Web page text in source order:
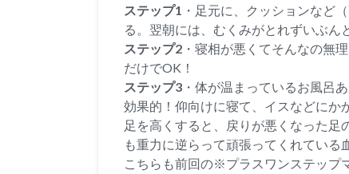
ステップ1 ・足元に、クッションなど
る。翌朝には、むくみがとれずいぶん
ステップ2 ・寝相が悪くてそんなの無
だけでOK！
ステップ3 ・体が温まっているお風呂
効果的！仰向けに寝て、イスなどに
足を高くすると、戻りが悪くなった
も重力に逆らって頑張ってくれている
こちらも前回の※プラスワンステップ